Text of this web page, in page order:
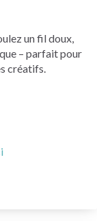
un fil doux,
– parfait pour
créatifs.